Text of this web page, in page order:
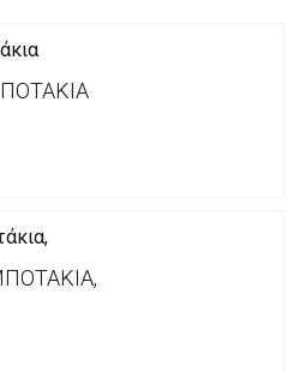
τραπεζικούς